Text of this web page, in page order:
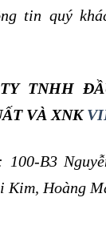
tin quý
TY TNHH
VÀ XNK
B3
Kim, Hoàng